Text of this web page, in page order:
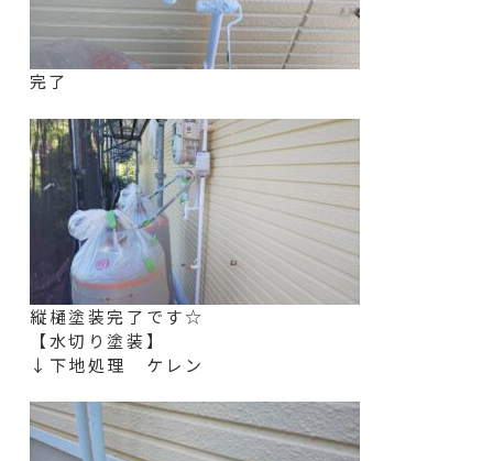
完了
縦樋塗装完了です☆
【水切り塗装】
↓下地処理 ケレン